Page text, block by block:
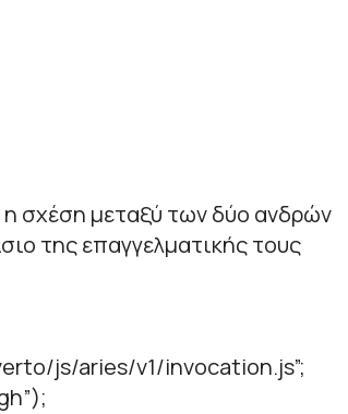
σχέση μεταξύ των δύο ανδρών
της επαγγελματικής τους
js/aries/v1/invocation.js”;